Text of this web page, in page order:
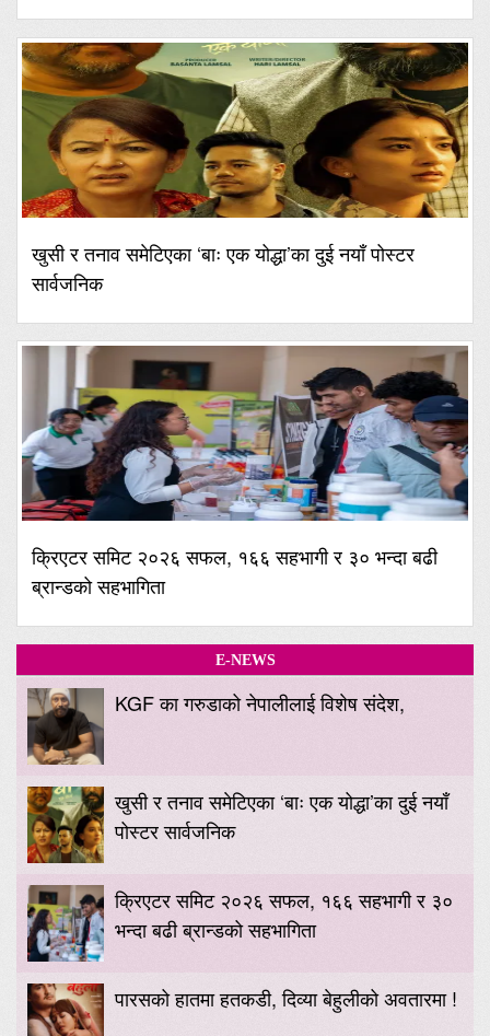
खुसी र तनाव समेटिएका ‘बाः एक योद्धा’का दुई नयाँ पोस्टर
सार्वजनिक
क्रिएटर समिट २०२६ सफल, १६६ सहभागी र ३० भन्दा बढी
ब्रान्डको सहभागिता
E-NEWS
KGF का गरुडाको नेपालीलाई विशेष संदेश,
खुसी र तनाव समेटिएका ‘बाः एक योद्धा’का दुई नयाँ
पोस्टर सार्वजनिक
क्रिएटर समिट २०२६ सफल, १६६ सहभागी र ३०
भन्दा बढी ब्रान्डको सहभागिता
पारसको हातमा हतकडी, दिव्या बेहुलीको अवतारमा !